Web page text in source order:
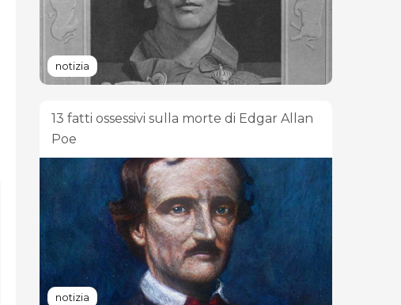
notizia
13 fatti ossessivi sulla morte di Edgar Allan
Poe
notizia